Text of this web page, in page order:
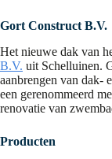
Gort Construct B.V.
Het nieuwe dak van
B.V. uit Schelluinen.
aanbrengen van dak-
een gerenommeerd
renovatie van
Producten